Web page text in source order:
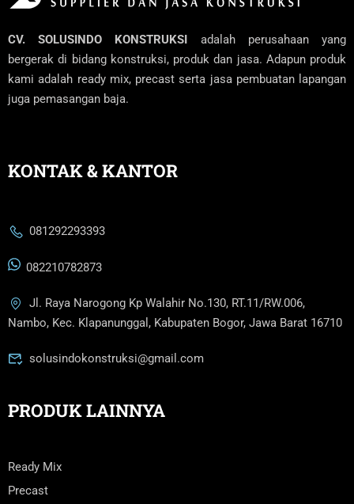
CV. SOLUSINDO KONSTRUKSI adalah perusahaan yang
bergerak di bidang konstruksi, produk dan jasa. Adapun produk
kami adalah ready mix, precast serta jasa pembuatan lapangan
juga pemasangan baja.
KONTAK & KANTOR
081292293393
082210782873
Jl. Raya Narogong Kp Walahir No.130, RT.11/RW.006,
Nambo, Kec. Klapanunggal, Kabupaten Bogor, Jawa Barat 16710
solusindokonstruksi@gmail.com
PRODUK LAINNYA
Ready Mix
Precast